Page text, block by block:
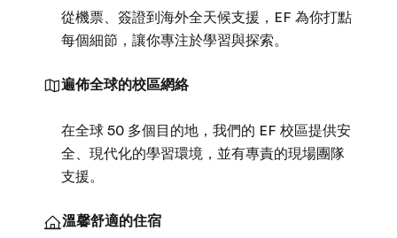
從機票、簽證到海外全天候支援，EF 為你打點
每個細節，讓你專注於學習與探索。
遍佈全球的校區網絡
在全球 50 多個目的地，我們的 EF 校區提供安
全、現代化的學習環境，並有專責的現場團隊
支援。
溫馨舒適的住宿